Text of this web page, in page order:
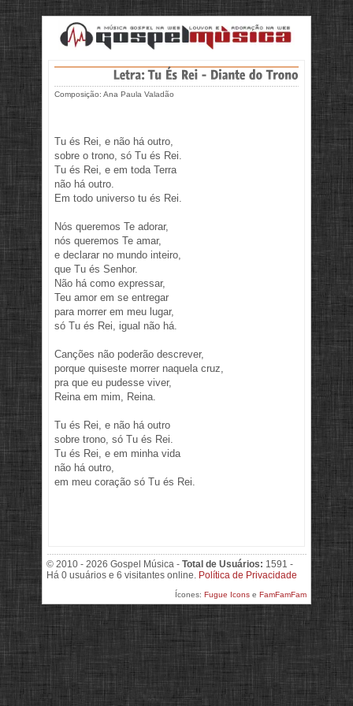
Composição: Ana Paula Valadão
Tu és Rei, e não há outro,
sobre o trono, só Tu és Rei.
Tu és Rei, e em toda Terra
não há outro.
Em todo universo tu és Rei.
Nós queremos Te adorar,
nós queremos Te amar,
e declarar no mundo inteiro,
que Tu és Senhor.
Não há como expressar,
Teu amor em se entregar
para morrer em meu lugar,
só Tu és Rei, igual não há.
Canções não poderão descrever,
porque quiseste morrer naquela cruz,
pra que eu pudesse viver,
Reina em mim, Reina.
Tu és Rei, e não há outro
sobre trono, só Tu és Rei.
Tu és Rei, e em minha vida
não há outro,
em meu coração só Tu és Rei.
© 2010 - 2026 Gospel Música - Total de Usuários: 1591 -
Há 0 usuários e 6 visitantes online. Política de Privacidade
Ícones: Fugue Icons e FamFamFam